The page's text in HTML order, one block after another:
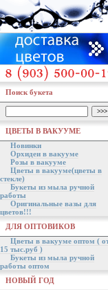
Поиск букета
ЦВЕТЫ В ВАКУУМЕ
Новинки
Орхидеи в вакууме
Розы в вакууме
Цветы в вакууме(цветы в
стекле)
Букеты из мыла ручной
работы
Оригинальные вазы для
цветов!!!
ДЛЯ ОПТОВИКОВ
Цветы в вакууме оптом (
15 тыс.руб )
Букеты из мыла ручной
работы оптом
НОВЫЙ ГОД